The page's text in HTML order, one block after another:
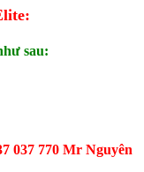
sau:
037 770 Mr Nguyên